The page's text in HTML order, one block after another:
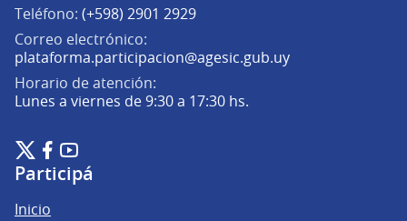
Teléfono: (+598) 2901 2929
Correo electrónico:
plataforma.participacion@agesic.gub.uy(Abrir en una
Horario de atención:
Lunes a viernes de 9:30 a 17:30 hs.
Plataforma de Participación Ciudadana Digital en X
(Enlace externo)
Plataforma de Participación Ciudadana Digital en Facebook
(Enlace externo)
Plataforma de Participación Ciudadana Digital en
(Enlace externo)
Participá
Inicio